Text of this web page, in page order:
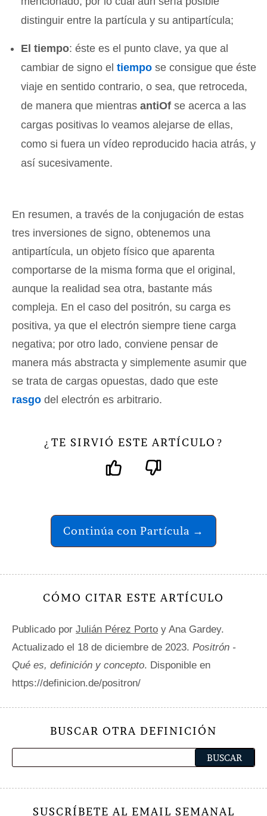
distinguir entre la partícula y su antipartícula;
El tiempo: éste es el punto clave, ya que al
cambiar de signo eltiempo se consigue que éste
viaje en sentido contrario, o sea, que retroceda,
de manera que mientrasantiOfse acerca a las
cargas positivas lo veamos alejarse de ellas,
como si fuera un vídeo reproducido hacia atrás, y
así sucesivamente.
En resumen, a través de la conjugación de estas
tres inversiones de signo, obtenemos una
antipartícula, un objeto físico que aparenta
comportarse de la misma forma que el original,
aunque la realidad sea otra, bastante más
compleja. En el caso del positrón, su carga es
positiva, ya que el electrón siempre tiene carga
negativa; por otro lado, conviene pensar de
manera más abstracta y simplemente asumir que
se trata de cargas opuestas, dado que este
rasgo del electrón es arbitrario.
¿ TE SIRVIÓ ESTE ARTÍCULO ?
Continúa con Partícula →
CÓMO CITAR ESTE ARTÍCULO
Publicado por Julián Pérez Porto y Ana Gardey.
Actualizado el 18 de diciembre de 2023. Positrón -
Qué es, definición y concepto. Disponible en
https://definicion.de/positron/
BUSCAR OTRA DEFINICIÓN
SUSCRÍBETE AL EMAIL SEMANAL